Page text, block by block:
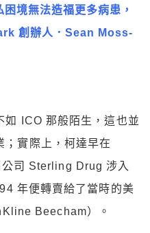
困境無法造福更多病患，
創辦人．Sean Moss-
如 ICO 那般陌生，這也並
；實際上，柯達早在
司 Sterling Drug 涉入
年便轉賣給了當時的美
Beecham）。